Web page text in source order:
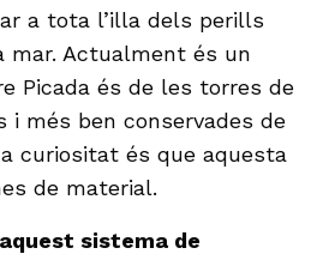
a tota l’illa dels perills
mar. Actualment és un
Picada és de les torres de
i més ben conservades de
curiositat és que aquesta
de material.
sistema de